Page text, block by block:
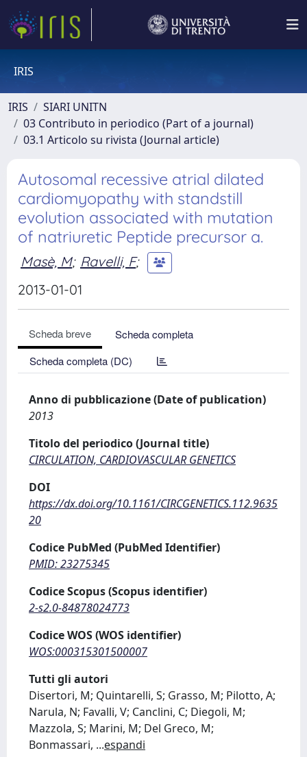
IRIS
IRIS
SIARI UNITN
03 Contributo in periodico (Part of a journal)
03.1 Articolo su rivista (Journal article)
Autosomal recessive atrial dilated
cardiomyopathy with standstill
evolution associated with mutation
of natriuretic Peptide precursor a.
Masè, M; Ravelli, F;
2013-01-01
Scheda breve
Scheda completa
Scheda completa (DC)
Anno di pubblicazione (Date of publication)
2013
Titolo del periodico (Journal title)
CIRCULATION, CARDIOVASCULAR GENETICS
DOI
https://dx.doi.org/10.1161/CIRCGENETICS.112.9635
20
Codice PubMed (PubMed Identifier)
PMID: 23275345
Codice Scopus (Scopus identifier)
2-s2.0-84878024773
Codice WOS (WOS identifier)
WOS:000315301500007
Tutti gli autori
Disertori, M; Quintarelli, S; Grasso, M; Pilotto, A;
Narula, N; Favalli, V; Canclini, C; Diegoli, M;
Mazzola, S; Marini, M; Del Greco, M;
Bonmassari, ...espandi